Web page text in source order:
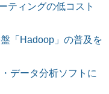
ティングの低コスト
「Hadoop」の普及を
データ分析ソフトに